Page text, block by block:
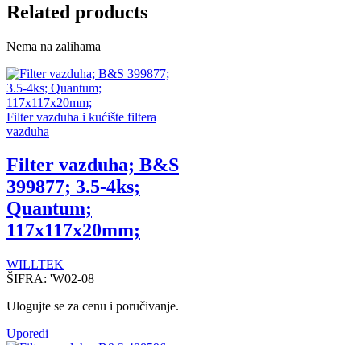
Related products
Nema na zalihama
Filter vazduha i kućište filtera
vazduha
Filter vazduha; B&S
399877; 3.5-4ks;
Quantum;
117x117x20mm;
WILLTEK
ŠIFRA: 'W02-08
Ulogujte se za cenu i poručivanje.
Uporedi